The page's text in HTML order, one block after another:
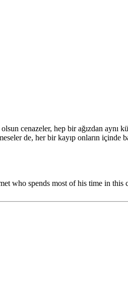
cenazeler, hep bir ağızdan aynı
de, her bir kayıp onların
who spends most of his time in